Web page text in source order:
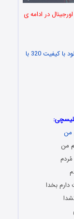
در ادامه ی
دانلود با کیفیت 320 با
من
من
بخدا